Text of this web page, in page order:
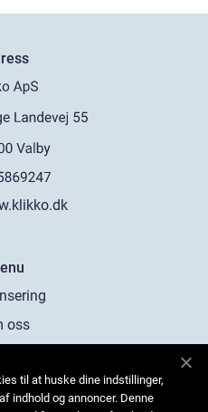
oss
oss
til at huske dine indstillinger,
indhold og annoncer. Denne